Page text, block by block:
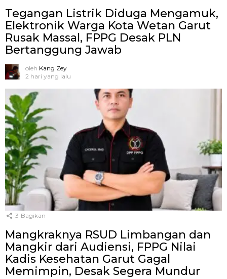
Tegangan Listrik Diduga Mengamuk,
Elektronik Warga Kota Wetan Garut
Rusak Massal, FPPG Desak PLN
Bertanggung Jawab
oleh Kang Zey
2 hari yang lalu
3 Bagikan
Mangkraknya RSUD Limbangan dan
Mangkir dari Audiensi, FPPG Nilai
Kadis Kesehatan Garut Gagal
Memimpin, Desak Segera Mundur